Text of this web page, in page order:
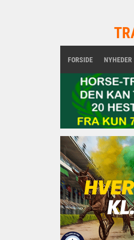
FORSIDE NYHEDER